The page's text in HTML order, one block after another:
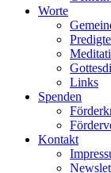
Worte
Links
Spenden
Kontakt